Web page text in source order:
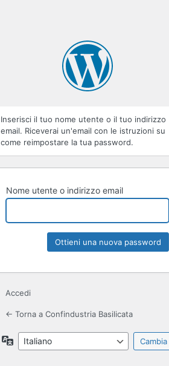
Inserisci il tuo nome utente o il tuo indirizzo
email. Riceverai un'email con le istruzioni su
come reimpostare la tua password.
Nome utente o indirizzo email
Accedi
← Torna a Confindustria Basilicata
Lingua